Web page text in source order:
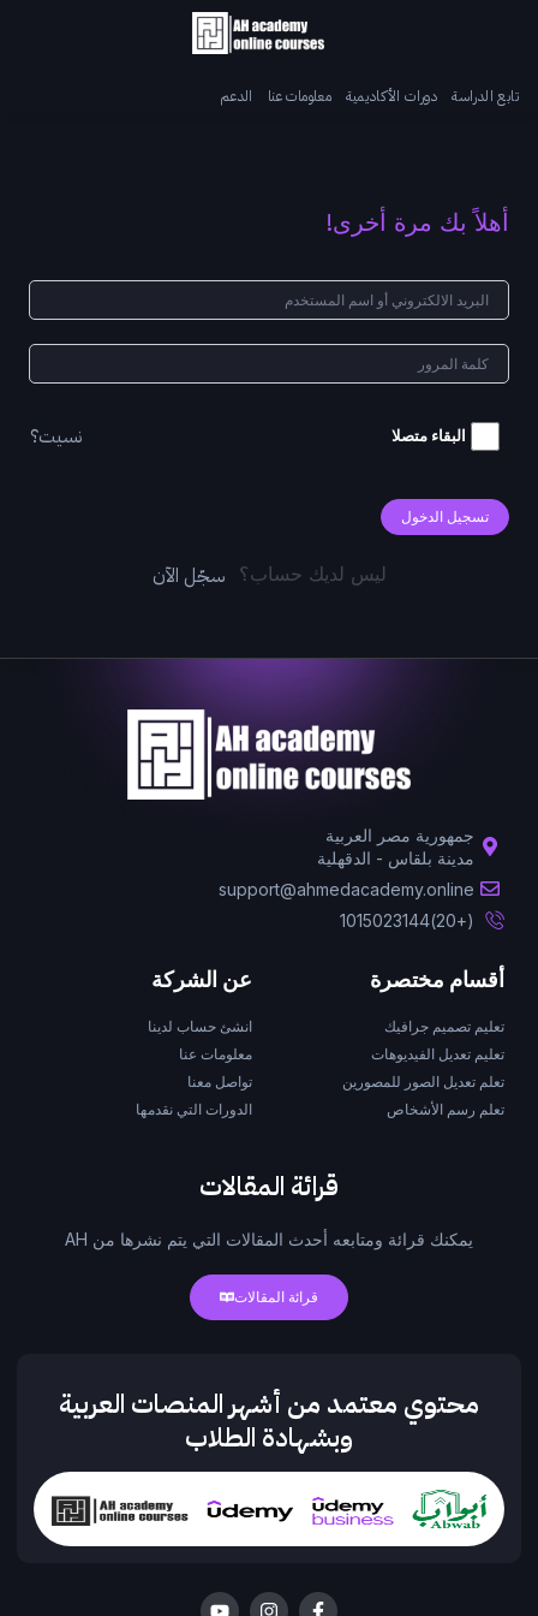
تابع الدراسة دورات الأكاديمية معلومات عنا الدعم
أهلاً بك مرة أخرى!
البقاء متصلا نسيت؟
تسجيل الدخول
ليس لديك حساب؟ سجّل الآن
جمهورية مصر العربية
مدينة بلقاس - الدقهلية
support@ahmedacademy.online
(+20)1015023144
أقسام مختصرة
تعليم تصميم جرافيك
تعليم تعديل الفيديوهات
تعلم تعديل الصور للمصورين
تعلم رسم الأشخاص
عن الشركة
انشئ حساب لدينا
معلومات عنا
تواصل معنا
الدورات التي نقدمها
قرائة المقالات
يمكنك قرائة ومتابعه أحدث المقالات التي يتم نشرها من AH
قرائة المقالات
محتوي معتمد من أشهر المنصات العربية
وبشهادة الطلاب